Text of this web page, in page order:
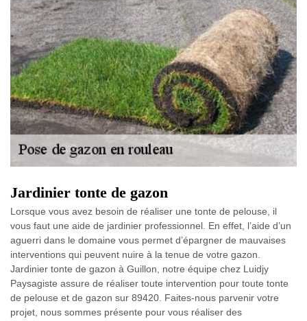
Jardinier tonte de gazon
Lorsque vous avez besoin de réaliser une tonte de pelouse, il
vous faut une aide de jardinier professionnel. En effet, l’aide d’un
aguerri dans le domaine vous permet d’épargner de mauvaises
interventions qui peuvent nuire à la tenue de votre gazon.
Jardinier tonte de gazon à Guillon, notre équipe chez Luidjy
Paysagiste assure de réaliser toute intervention pour toute tonte
de pelouse et de gazon sur 89420. Faites-nous parvenir votre
projet, nous sommes présente pour vous réaliser des